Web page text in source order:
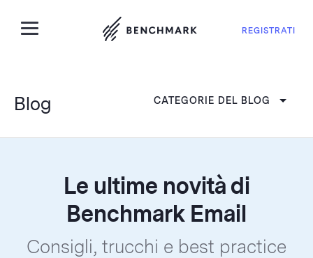
REGISTRATI
Blog CATEGORIE DEL BLOG
Le ultime novità di
Benchmark Email
Consigli, trucchi e best practice